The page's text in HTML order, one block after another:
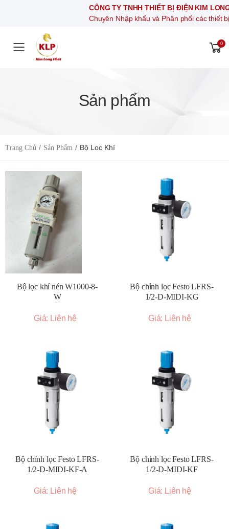
CÔNG TY TNHH THIẾT BỊ ĐIỆN KIM LONG PHÁT
Chuyên Nhập khẩu và Phân phối các thiết bị khí nén,
Toggle mobile menu
0
Sản phẩm
Trang Chủ Sản Phẩm Bộ Loc Khí
Bộ lọc khí nén W1000-8-
W
Giá: Liên hệ
Bộ chỉnh lọc Festo LFRS-
1/2-D-MIDI-KG
Giá: Liên hệ
Bộ chỉnh lọc Festo LFRS-
1/2-D-MIDI-KF-A
Giá: Liên hệ
Bộ chỉnh lọc Festo LFRS-
1/2-D-MIDI-KF
Giá: Liên hệ